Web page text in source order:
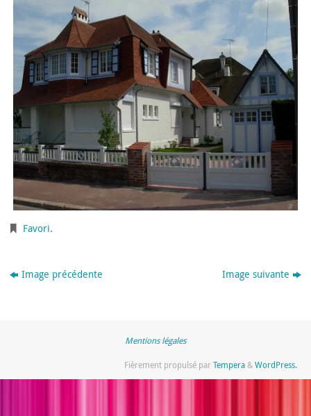
Favori.
Image précédente Image suivante
Mentions légales
Fièrement propulsé parTempera&WordPress.